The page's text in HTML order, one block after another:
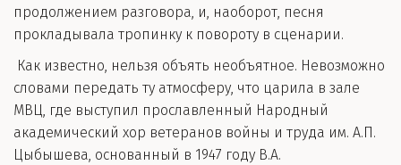
продолжением разговора, и, наоборот, песня
прокладывала тропинку к повороту в сценарии.
Как известно, нельзя объять необъятное. Невозможно
словами передать ту атмосферу, что царила в зале
МВЦ, где выступил прославленный Народный
академический хор ветеранов войны и труда им. А.П.
Цыбышева, основанный в 1947 году В.А.